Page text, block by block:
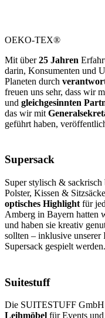
OEKO-TEX®
Mit über25 Jahren
darin, Konsumenten und
Planeten durch
freuen uns sehr, dass wir
und gleichgesinnten
das wir mit
geführt haben,
Supersack
Super stylisch & sackrisch
Polster, Kissen &
optisches Highlight für
Amberg in Bayern hatten
und haben sie kreativ
sollten – inklusive unserer
Supersack gespielt
Suitestuff
Die SUITESTUFF
Leihmöbel für Events